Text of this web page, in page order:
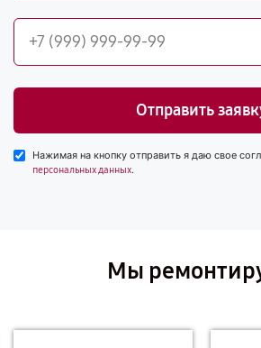
Отправить
Нажимая на кнопку отправить я даю свое
персональных данных.
Мы